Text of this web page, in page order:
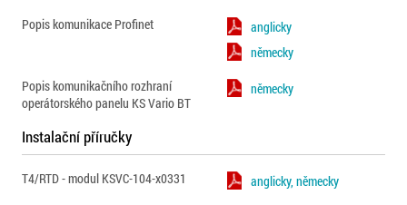
Popis komunikace Profinet
anglicky
německy
Popis komunikačního rozhraní
operátorského panelu KS Vario BT
německy
Instalační příručky
T4/RTD - modul KSVC-104-x0331
anglicky, německy